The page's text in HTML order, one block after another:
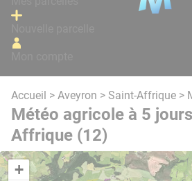
Accueil > Aveyron > Saint-Affrique >
Météo agricole à 5
Affrique (12)
+